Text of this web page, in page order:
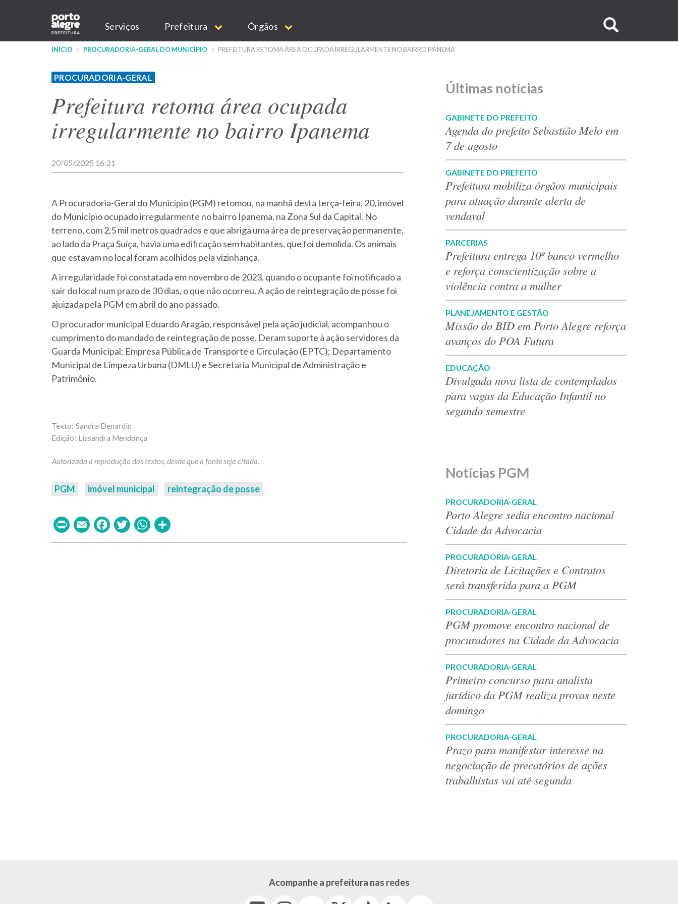
conteúdo
Main
navigation
Serviços Prefeitura Órgãos
no
INÍCIO PROCURADORIA-GERAL DO MUNICÍPIO PREFEITURA RETOMA ÁREA OCUPADA IRREGULARMENTE NO BAIRRO IPANEMA
PROCURADORIA-GERAL
Prefeitura retoma área ocupada
irregularmente no bairro Ipanema
20/05/2025 16:21
A Procuradoria-Geral do Município (PGM) retomou, na manhã desta terça-feira, 20, imóvel
do Município ocupado irregularmente no bairro Ipanema, na Zona Sul da Capital. No
terreno, com 2,5 mil metros quadrados e que abriga uma área de preservação permanente,
ao lado da Praça Suíça, havia uma edificação sem habitantes, que foi demolida. Os animais
que estavam no local foram acolhidos pela vizinhança.
A irregularidade foi constatada em novembro de 2023, quando o ocupante foi notificado a
sair do local num prazo de 30 dias, o que não ocorreu. A ação de reintegração de posse foi
ajuizada pela PGM em abril do ano passado.
O procurador municipal Eduardo Aragão, responsável pela ação judicial, acompanhou o
cumprimento do mandado de reintegração de posse. Deram suporte à ação servidores da
Guarda Municipal; Empresa Pública de Transporte e Circulação (EPTC); Departamento
Municipal de Limpeza Urbana (DMLU) e Secretaria Municipal de Administração e
Patrimônio.
Sandra Denardin
Lissandra Mendonça
PGM imóvel municipal reintegração de posse
PrintEmailFacebook
TwitterWhatsApp
Últimas notícias
GABINETE DO PREFEITO
Agenda do prefeito Sebastião Melo em
7 de agosto
GABINETE DO PREFEITO
Prefeitura mobiliza órgãos municipais
para atuação durante alerta de
vendaval
PARCERIAS
Prefeitura entrega 10º banco vermelho
e reforça conscientização sobre a
violência contra a mulher
PLANEJAMENTO E GESTÃO
Missão do BID em Porto Alegre reforça
avanços do POA Futura
EDUCAÇÃO
Divulgada nova lista de contemplados
para vagas da Educação Infantil no
segundo semestre
Notícias PGM
PROCURADORIA-GERAL
Porto Alegre sedia encontro nacional
Cidade da Advocacia
PROCURADORIA-GERAL
Diretoria de Licitações e Contratos
será transferida para a PGM
PROCURADORIA-GERAL
PGM promove encontro nacional de
procuradores na Cidade da Advocacia
PROCURADORIA-GERAL
Primeiro concurso para analista
jurídico da PGM realiza provas neste
domingo
PROCURADORIA-GERAL
Prazo para manifestar interesse na
negociação de precatórios de ações
trabalhistas vai até segunda
Acompanhe a prefeitura nas redes
FacebookInstagram Tiktok LinkedIn